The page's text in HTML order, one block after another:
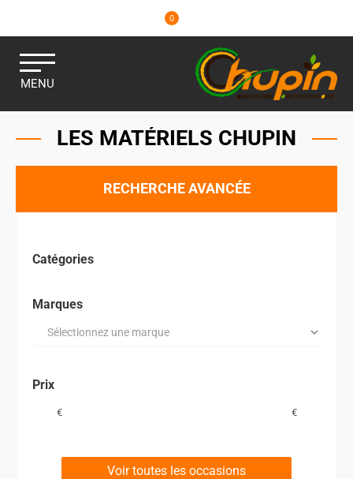
0
MENU
LES MATÉRIELS CHUPIN
RECHERCHE AVANCÉE
Catégories
Marques
Prix
€ €
Voir toutes les occasions